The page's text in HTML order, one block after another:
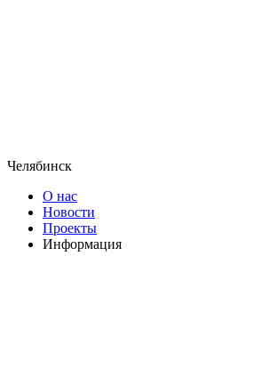
Челябинск
О нас
Новости
Проекты
Информация